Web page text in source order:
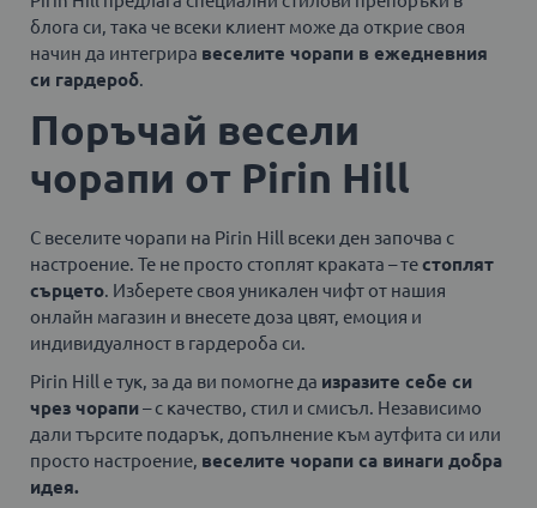
блога си, така че всеки клиент може да открие своя
начин да интегрира веселите чорапи в ежедневния
си гардероб.
Поръчай весели
чорапи от Pirin Hill
С веселите чорапи на Pirin Hill всеки ден започва с
настроение. Те не просто стоплят краката – тестоплят
сърцето. Изберете своя уникален чифт от нашия
онлайн магазин и внесете доза цвят, емоция и
индивидуалност в гардероба си.
Pirin Hill е тук, за да ви помогне да изразите себе си
чрез чорапи– с качество, стил и смисъл. Независимо
дали търсите подарък, допълнение към аутфита си или
просто настроение, веселите чорапи са винаги добра
идея.